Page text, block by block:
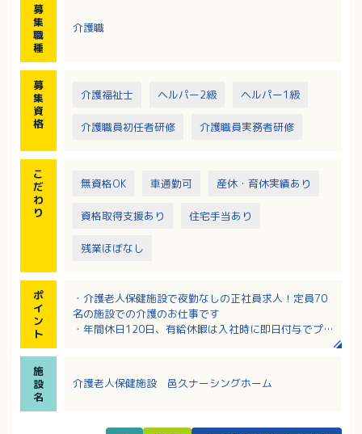
募
集
職
種
介護職
募
集
資
格
介護福祉士 ヘルパー2級 ヘルパー1級
介護職員初任者研修 介護職員実務者研修
こ
だ
わ
り
無資格OK 車通勤可 産休・育休実績あり
資格取得支援あり 住宅手当あり
残業ほぼなし
ポ
イ
ン
ト
・介護老人保健施設で夜勤なしの正社員求人！定員70
名の施設での介護のお仕事です
・年間休日120日、有給休暇は入社時に即日付与でプラ
・ブランクがある方、復職を目指している方も歓迎！
施
設
名
介護老人保健施設 邑久ナーシングホーム